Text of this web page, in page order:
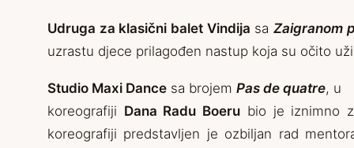
Udruga za klasični balet Vindija sa Zaigranom
uzrastu djece prilagođen nastup koja su očito
Studio Maxi Dance sa brojem Pas de quatre, u
koreografiji Dana Radu Boeru bio je iznimno
koreografiji predstavljen je ozbiljan rad